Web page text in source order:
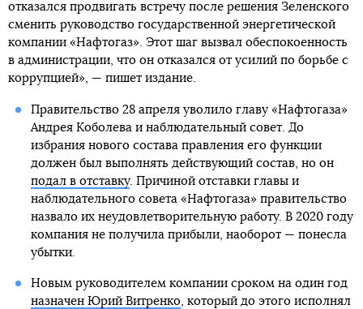
отказался продвигать встречу после решения Зеленского
сменить руководство государственной энергетической
компании «Нафтогаз». Этот шаг вызвал обеспокоенность
в администрации, что он отказался от усилий по борьбе с
коррупцией», — пишет издание.
Правительство 28 апреля уволило главу «Нафтогаза»
Андрея Коболева и наблюдательный совет. До
избрания нового состава правления его функции
должен был выполнять действующий состав, но он
подал в отставку. Причиной отставки главы и
наблюдательного совета «Нафтогаза» правительство
назвало их неудовлетворительную работу. В 2020 году
компания не получила прибыли, наоборот — понесла
убытки.
Новым руководителем компании сроком на один год
назначен Юрий Витренко, который до этого исполнял